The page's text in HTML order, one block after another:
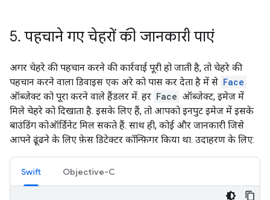
5. पहचाने गए चेहरों की जानकारी पाएं
अगर चेहरे की पहचान करने की कार्रवाई पूरी हो जाती है, तो चेहरे की
पहचान करने वाला डिवाइस एक अरे को पास कर देता है में से Face
ऑब्जेक्ट को पूरा करने वाले हैंडलर में. हर Face ऑब्जेक्ट, इमेज में
मिले चेहरे को दिखाता है. इसके लिए हैं, तो आपको इनपुट इमेज में इसके
बाउंडिंग कोऑर्डिनेट मिल सकते हैं. साथ ही, कोई और जानकारी जिसे
आपने ढूंढने के लिए फ़ेस डिटेक्टर कॉन्फ़िगर किया था. उदाहरण के लिए:
Swift Objective-C